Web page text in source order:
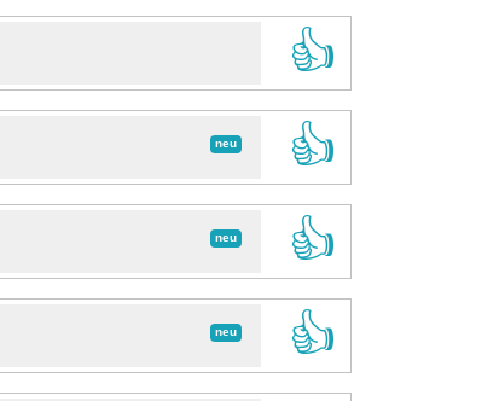
👍
neu
👍
neu
👍
neu
👍